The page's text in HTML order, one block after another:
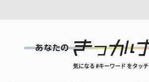
気になる #キーワード をタッチ